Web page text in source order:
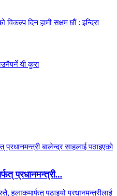
दिन हामी सक्षम छौं : इन्दिरा
यी कुरा
प्रधानमन्त्री...